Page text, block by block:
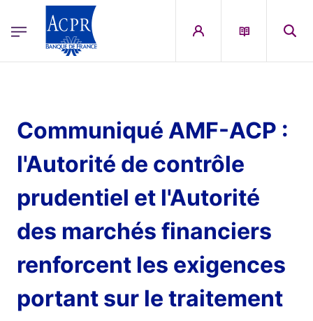
ACPR Menu Principal (English)
Communiqué AMF-ACP :
l'Autorité de contrôle
prudentiel et l'Autorité
des marchés financiers
renforcent les exigences
portant sur le traitement